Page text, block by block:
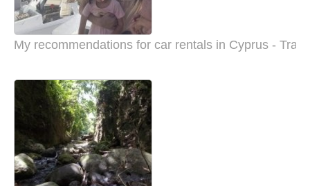
My recommendations for car rentals in Cyprus -